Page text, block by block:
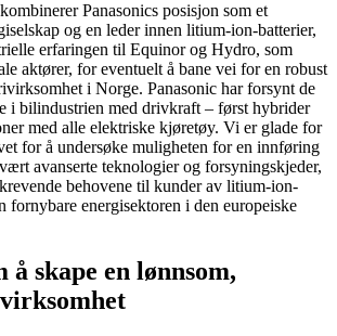
Panasonics posisjon som et
og en leder innen litium-ion-batterier,
erfaringen til Equinor og Hydro, som
aktører, for eventuelt å bane vei for en robust
i Norge. Panasonic har forsynt de
i bilindustrien med drivkraft – først hybrider
med alle elektriske kjøretøy. Vi er glade for
for å undersøke muligheten for en innføring
avanserte teknologier og forsyningskjeder,
behovene til kunder av litium-ion-
fornybare energisektoren i den europeiske
å skape en lønnsom,